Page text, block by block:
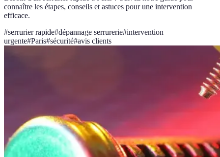
connaître les étapes, conseils et astuces pour une intervention
efficace.
#serrurier rapide#dépannage serrurerie#intervention
urgente#Paris#sécurité#avis clients